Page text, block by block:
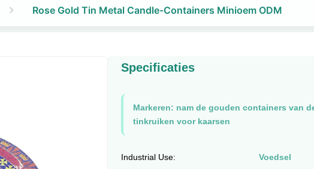
Rose Gold Tin Metal Candle-Containers Minioem ODM
Specificaties
Markeren: nam de gouden containers van
tinkruiken voor kaarsen
Industrial Use: Voedsel